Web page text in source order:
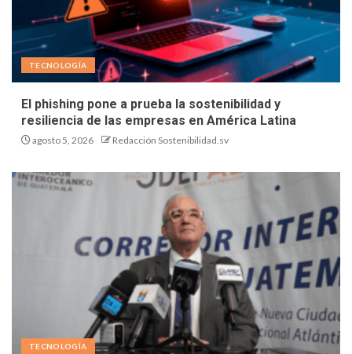
TECNOLOGÍA
El phishing pone a prueba la sostenibilidad y
resiliencia de las empresas en América Latina
agosto 5, 2026 Redacción Sostenibilidad.sv
TECNOLOGÍA